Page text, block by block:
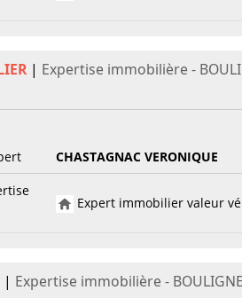
| Expertise immobilière -
CHASTAGNAC VERONIQUE
Expert immobilier valeur
| Expertise immobilière -